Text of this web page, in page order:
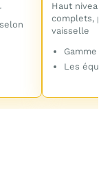
Haut niveau
complets,
vaisselle
Gamme à
Les